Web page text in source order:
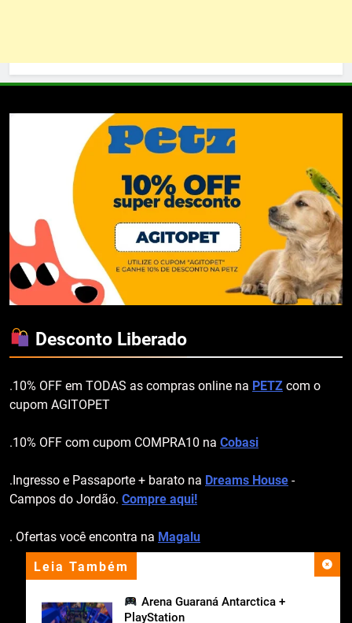
Leia Também
Arena Guaraná Antarctica +
PlayStation
Desconto Liberado
.10% OFF em TODAS as compras online na PETZ com o
cupom AGITOPET
.10% OFF com cupom COMPRA10 na Cobasi
.Ingresso e Passaporte + barato na Dreams House -
Campos do Jordão. Compre aqui!
. Ofertas você encontra na Magalu
apoio institucional